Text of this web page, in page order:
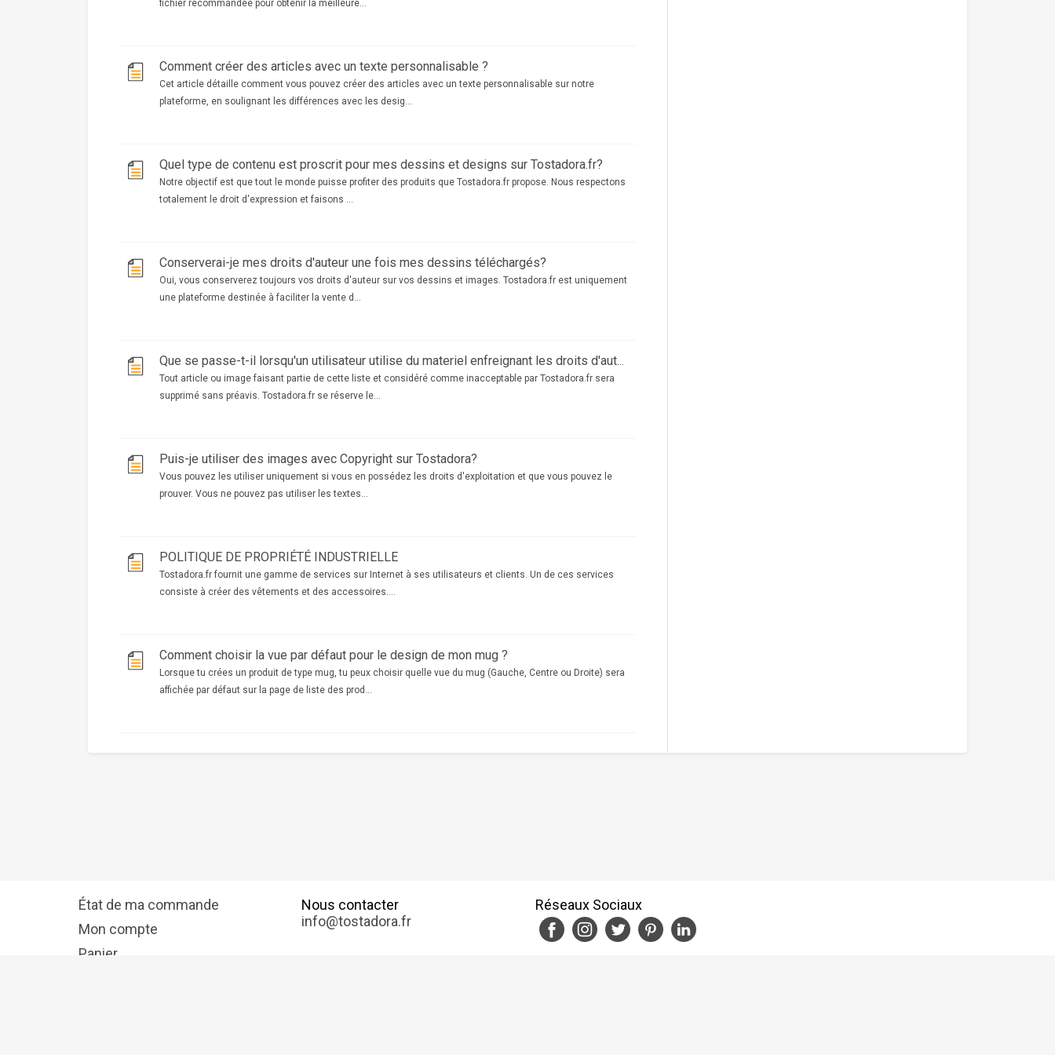
fichier recommandée pour obtenir la meilleure...
Comment créer des articles avec un texte personnalisable ?
Cet article détaille comment vous pouvez créer des articles avec un texte personnalisable sur notre
plateforme, en soulignant les différences avec les desig...
Quel type de contenu est proscrit pour mes dessins et designs sur Tostadora.fr?
Notre objectif est que tout le monde puisse profiter des produits que Tostadora.fr propose. Nous respectons
totalement le droit d'expression et faisons ...
Conserverai-je mes droits d'auteur une fois mes dessins téléchargés?
Oui, vous conserverez toujours vos droits d'auteur sur vos dessins et images. Tostadora.fr est uniquement
une plateforme destinée à faciliter la vente d...
Tout article ou image faisant partie de cette liste et considéré comme inacceptable par Tostadora.fr sera
supprimé sans préavis. Tostadora.fr se réserve le...
Puis-je utiliser des images avec Copyright sur Tostadora?
Vous pouvez les utiliser uniquement si vous en possédez les droits d'exploitation et que vous pouvez le
prouver. Vous ne pouvez pas utiliser les textes...
POLITIQUE DE PROPRIÉTÉ INDUSTRIELLE
Tostadora.fr fournit une gamme de services sur Internet à ses utilisateurs et clients. Un de ces services
consiste à créer des vêtements et des accessoires....
Comment choisir la vue par défaut pour le design de mon mug ?
Lorsque tu crées un produit de type mug, tu peux choisir quelle vue du mug (Gauche, Centre ou Droite) sera
affichée par défaut sur la page de liste des prod...
État de ma commande
Mon compte
Panier
Nous contacter
info@tostadora.fr
Réseaux Sociaux